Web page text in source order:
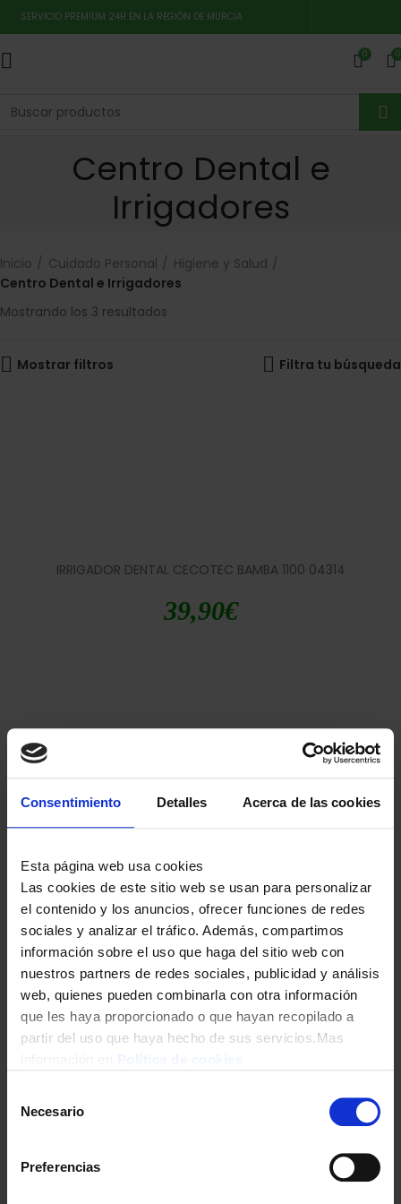
Consentimiento Detalles Acerca de las cookies
Esta página web usa cookies
Las cookies de este sitio web se usan para personalizar
el contenido y los anuncios, ofrecer funciones de redes
sociales y analizar el tráfico. Además, compartimos
información sobre el uso que haga del sitio web con
nuestros partners de redes sociales, publicidad y análisis
web, quienes pueden combinarla con otra información
que les haya proporcionado o que hayan recopilado a
partir del uso que haya hecho de sus servicios.Mas
Necesario
Preferencias
SERVICIO PREMIUM 24H EN LA REGIÓN DE MURCIA
0 0
Centro Dental e
Irrigadores
Inicio Cuidado Personal
Higiene y Salud
Centro Dental e Irrigadores
Mostrando los 3 resultados
Mostrar filtros Filtra tu búsqueda
IRRIGADOR DENTAL CECOTEC BAMBA 1100 04314
39,90€
IRRIGADOR DENTAL ORAL-B AQUA CARE 4
59,90